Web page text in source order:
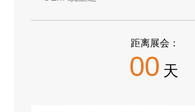
距离展会：
00 天